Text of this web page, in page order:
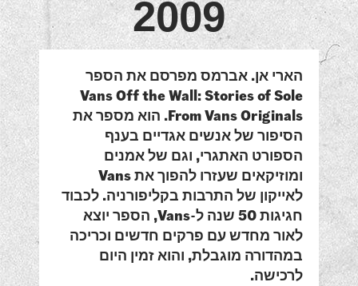
2009
הארי אן. אברמס מפרסם את הספר
Vans Off the Wall: Stories of Sole
From Vans Originals. הוא מספר את
הסיפור של אנשים אגדיים בענף
הספורט האתגרי, וגם של אמנים
ומוזיקאים שעזרו להפוך את Vans
לאייקון של התרבות בקליפורניה. לכבוד
חגיגות 50 שנה ל-Vans, הספר יוצא
לאור מחדש עם פרקים חדשים וכריכה
במהדורה מוגבלת, והוא זמין היום
לרכישה.